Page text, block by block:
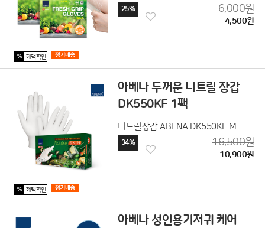
25% 6,000원
4,500원
% 혜택확인
아베나 두꺼운 니트릴 장갑
DK550KF 1팩
니트릴장갑 ABENA DK550KF M
34% 16,500원
10,900원
% 혜택확인
아베나 성인용기저귀 케어